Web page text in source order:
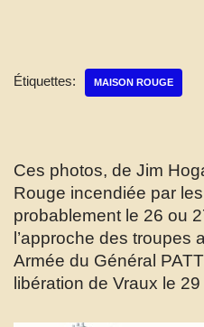
Étiquettes: MAISON ROUGE
Ces photos, de Jim
Rouge incendiée par
probablement le 26 ou
l’approche des troupes
Armée du Général
libération de Vraux le